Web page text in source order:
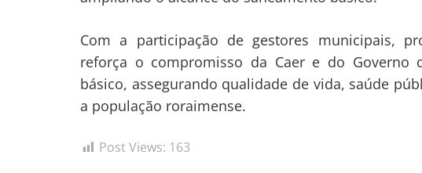
Com a participação de gestores municipais,
reforça o compromisso da Caer e do Governo
básico, assegurando qualidade de vida, saúde
a população roraimense.
Post Views: 163